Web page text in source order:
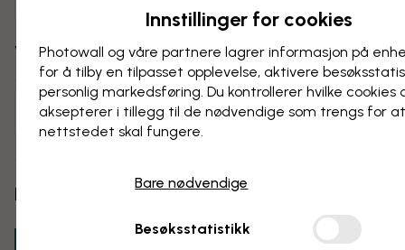
Velg størrelse:
50x70 cm
Pris:
Innstillinger for cookies
Photowall og våre partnere lagrer informasjon på
for å tilby en tilpasset opplevelse, aktivere
personlig markedsføring. Du kontrollerer hvilke cookies
aksepterer i tillegg til de nødvendige som trengs for
nettstedet skal fungere.
Bare nødvendige
Besøksstatistikk